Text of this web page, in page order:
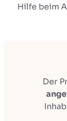
Hilfe beim
Der